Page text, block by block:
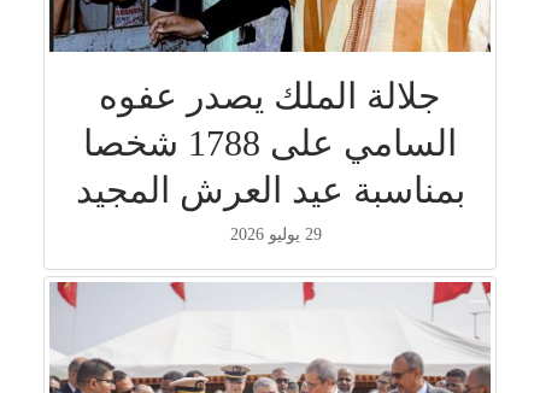
جلالة الملك يصدر عفوه
السامي على 1788 شخصا
بمناسبة عيد العرش المجيد
29 يوليو 2026